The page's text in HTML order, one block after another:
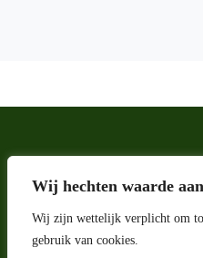
Wij hechten waarde
Wij zijn wettelijk verplicht om
gebruik van cookies.